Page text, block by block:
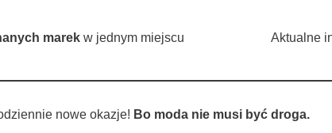
marekw jednym miejscu Aktualne
nowe okazje! Bo moda nie musi być droga.